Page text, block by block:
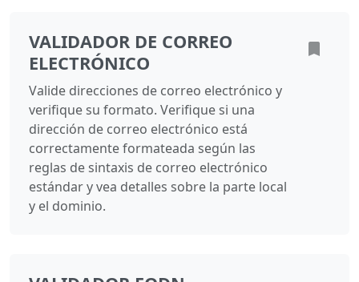
VALIDADOR DE CORREO
ELECTRÓNICO
Valide direcciones de correo electrónico y
verifique su formato. Verifique si una
dirección de correo electrónico está
correctamente formateada según las
reglas de sintaxis de correo electrónico
estándar y vea detalles sobre la parte local
y el dominio.